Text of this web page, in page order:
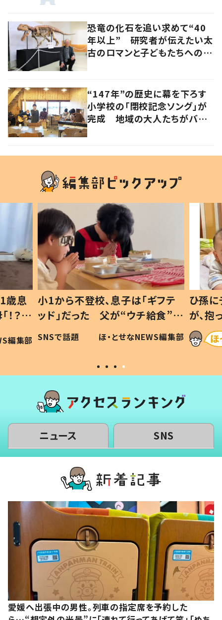
恐竜の化石を追い求めて“40
年以上” 研究者が伝えたい太
古のロマンと子どもたちへのメ
“147年”の歴史に幕を下ろす
小学校の「閉校記念ソング」が
完成 地域の大人たちがバン
歳息
？」
編集部
小1から不登校、息子は「ギフテ
ッド」だった 父が“ウチ給食”を
作り続ける理由とは #令和の親
#令和の子
SNSで話題 ほ・とせなNEWS編集部
ひ孫
が、
「涙が
い」
ニュース SNS
愛媛へ出張中の男性。列車の指定席を予約した